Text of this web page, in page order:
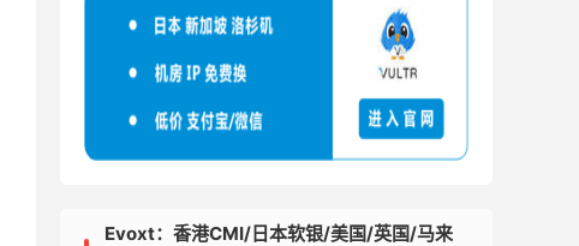
Evoxt：香港CMI/日本软银/美国/英国/马来